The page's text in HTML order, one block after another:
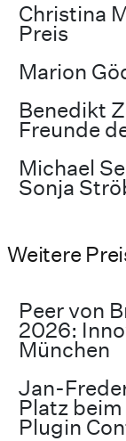
Christina
Preis
Marion
Benedikt
Freunde
Michael
Sonja
Weitere
Peer von
2026:
München
Jan-
Platz
Plugin